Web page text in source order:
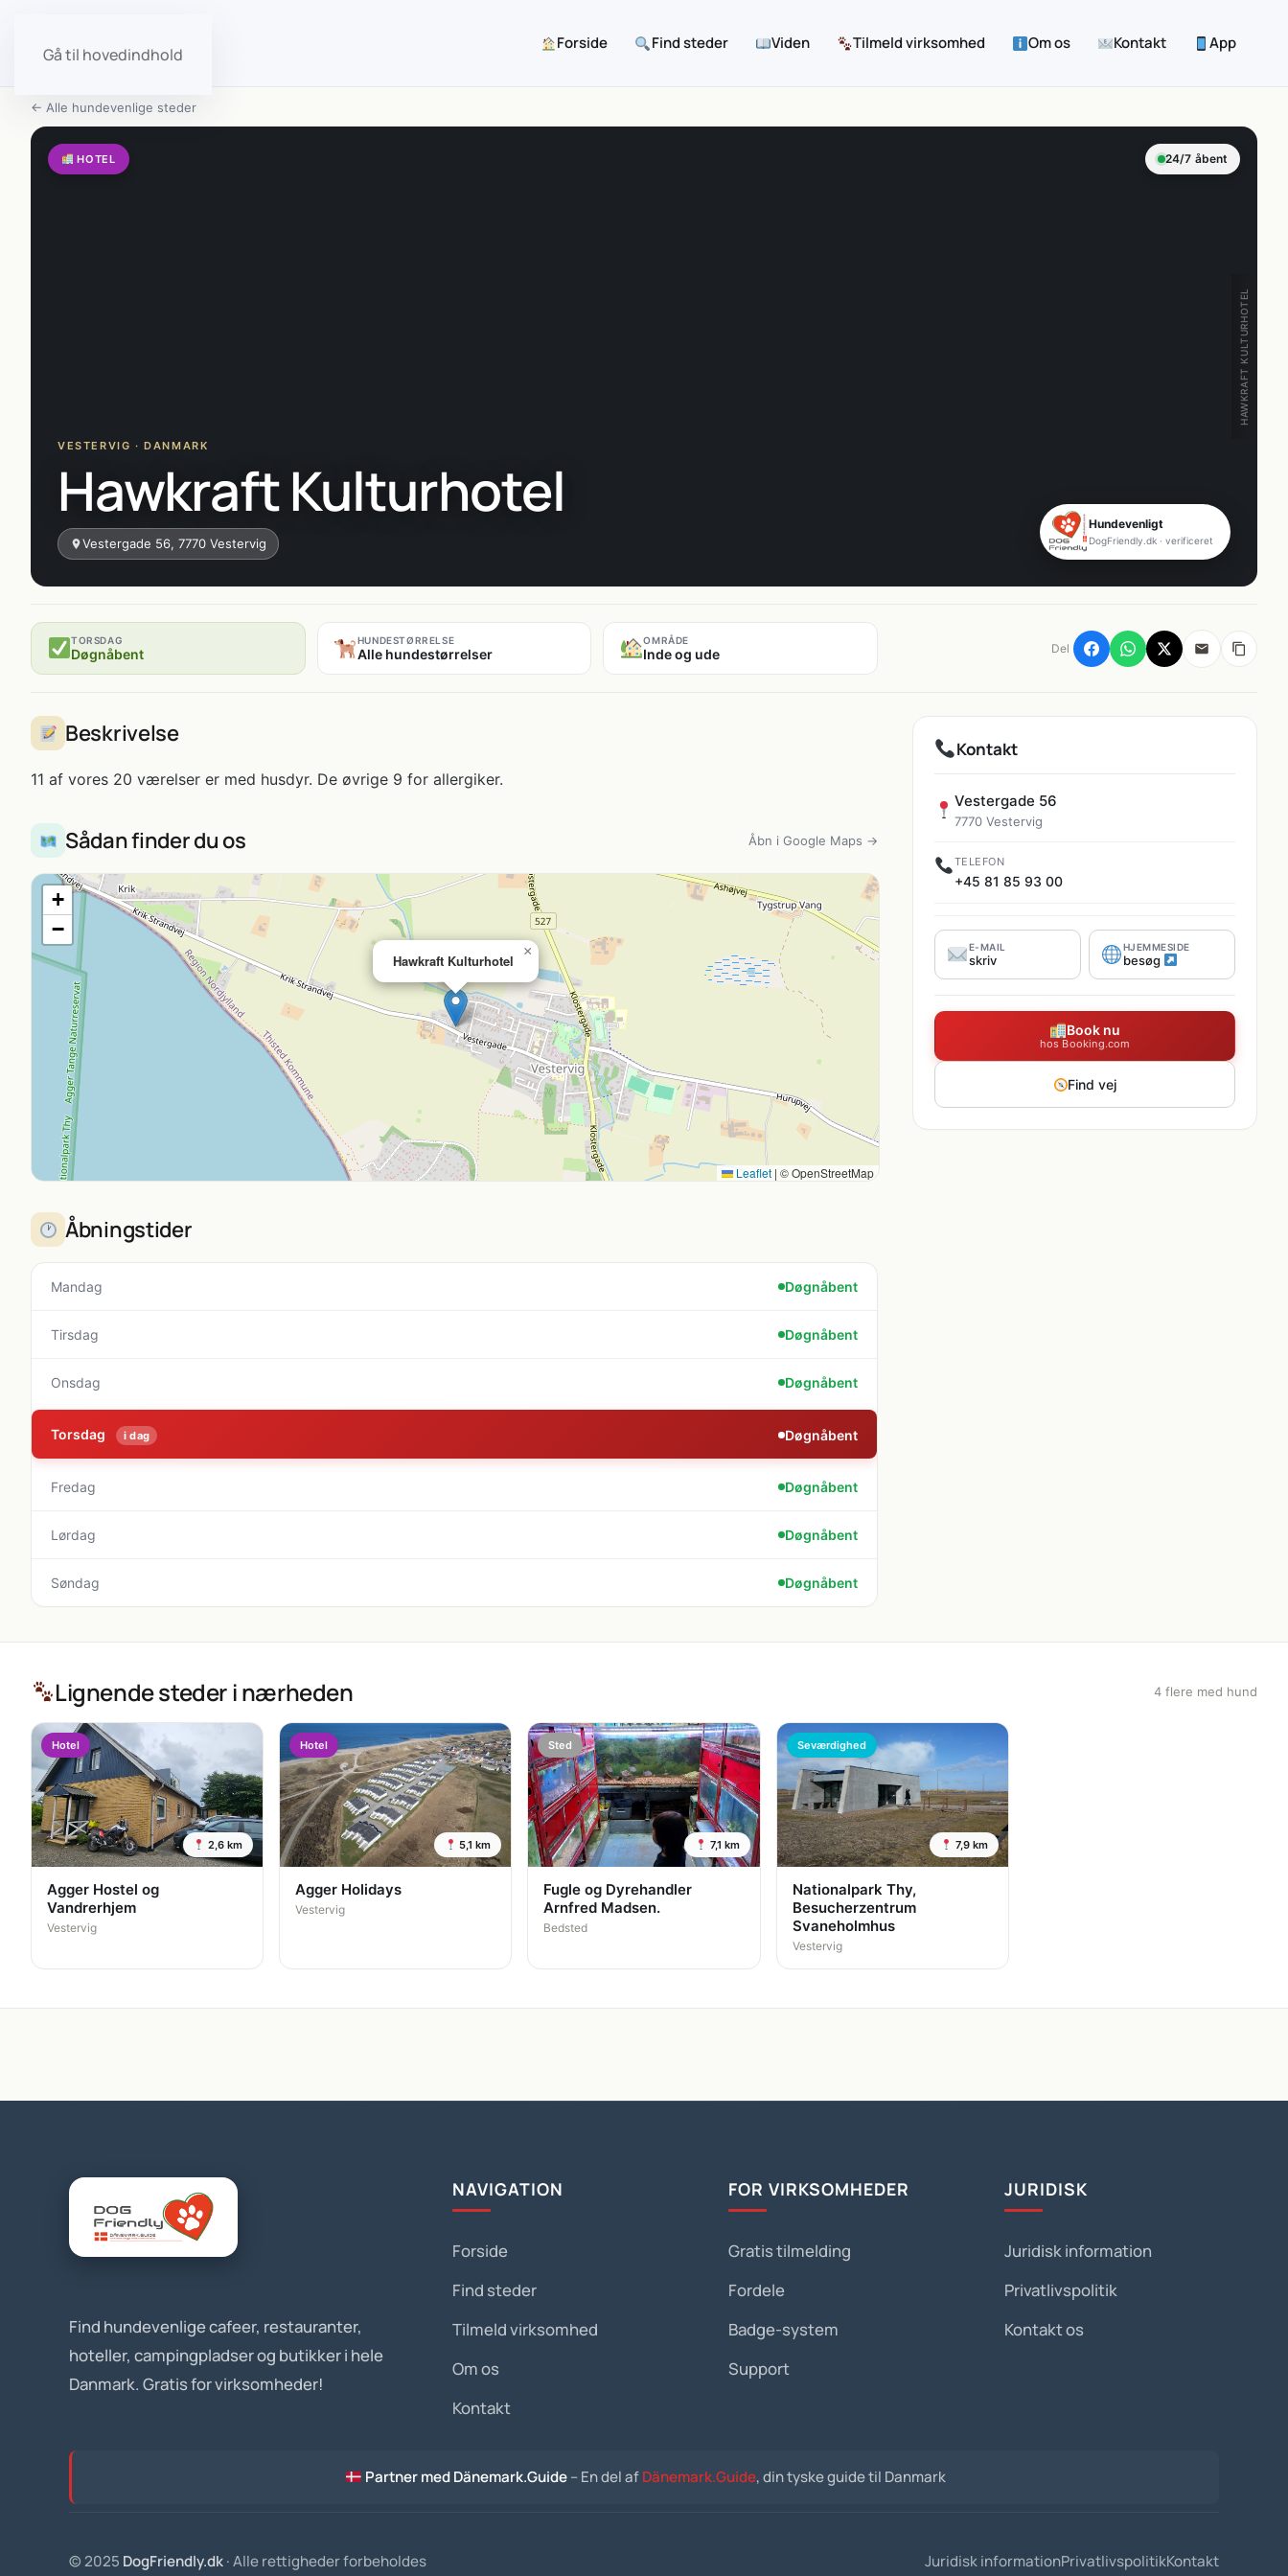
Gå til hovedindhold
Forside Find steder Viden Tilmeld virksomhed Om os Kontakt App
← Alle hundevenlige steder
HOTEL 24/7 åbent
VESTERVIG · DANMARK
Hawkraft Kulturhotel
Vestergade 56, 7770 Vestervig
Hundevenligt
DogFriendly.dk · verificeret
HAWKRAFT KULTURHOTEL
TORSDAG
Døgnåbent
HUNDESTØRRELSE
Alle hundestørrelser
OMRÅDE
Inde og ude Del
Beskrivelse
11 af vores 20 værelser er med husdyr. De øvrige 9 for allergiker.
Sådan finder du os Åbn i Google Maps →
Hawkraft Kulturhotel
×
+
−
Leaflet | © OpenStreetMap
Åbningstider
Mandag Døgnåbent
Tirsdag Døgnåbent
Onsdag Døgnåbent
Torsdag i dag Døgnåbent
Fredag Døgnåbent
Lørdag Døgnåbent
Søndag Døgnåbent
Kontakt
Vestergade 56
7770 Vestervig
TELEFON
+45 81 85 93 00
E-MAIL
skriv
HJEMMESIDE
besøg
Book nu
hos Booking.com
Find vej
Lignende steder i nærheden 4 flere med hund
Hotel
2,6 km
Agger Hostel og
Vandrerhjem
Vestervig
Hotel
5,1 km
Agger Holidays
Vestervig
Sted
7,1 km
Fugle og Dyrehandler
Arnfred Madsen.
Bedsted
Seværdighed
7,9 km
Nationalpark Thy,
Besucherzentrum
Svaneholmhus
Vestervig
Find hundevenlige cafeer, restauranter,
hoteller, campingpladser og butikker i hele
Danmark. Gratis for virksomheder!
NAVIGATION
Forside
Find steder
Tilmeld virksomhed
Om os
Kontakt
FOR VIRKSOMHEDER
Gratis tilmelding
Fordele
Badge-system
Support
JURIDISK
Juridisk information
Privatlivspolitik
Kontakt os
Partner med Dänemark.Guide– En del afDänemark.Guide, din tyske guide til Danmark
© 2025 DogFriendly.dk· Alle rettigheder forbeholdes Juridisk informationPrivatlivspolitikKontakt